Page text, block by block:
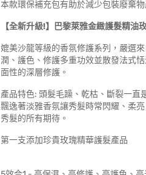
本款環保補充包有助於減少包裝廢棄物
【全新升級!】巴
媲美沙龍等級的香氛修護系列，嚴選
潤、護色、修護多重功效並散發法式
面性的深層修護。
產品特色: 頭髮毛躁、乾枯、斷裂一
飄逸著淡雅香氛讓秀髮時常閃耀、柔
秀髮的所有期待。
第一支添加珍貴玫瑰精華護髮產品